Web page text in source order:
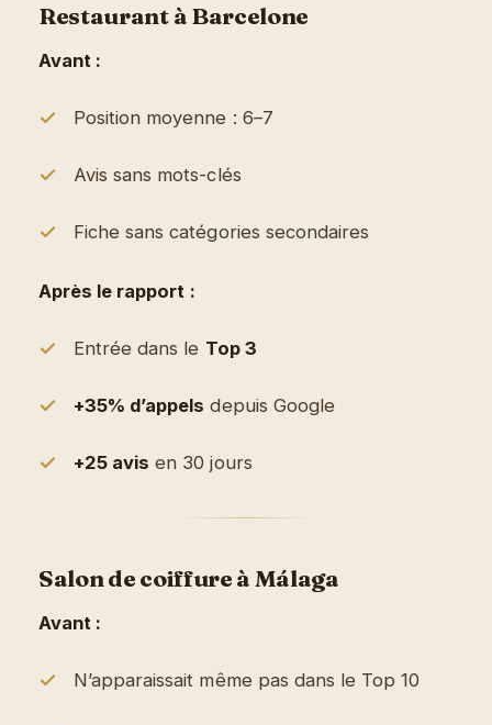
Restaurant à Barcelone
Avant :
Position moyenne : 6–7
Avis sans mots-clés
Fiche sans catégories secondaires
Après le rapport :
Entrée dans le Top 3
+35% d’appels depuis Google
+25 avis en 30 jours
Salon de coiffure à Málaga
Avant :
N’apparaissait même pas dans le Top 10